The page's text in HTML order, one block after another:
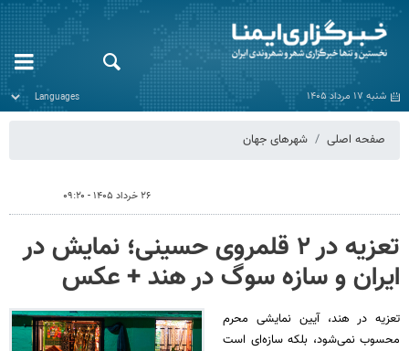
شنبه ۱۷ مرداد ۱۴۰۵
صفحه اصلی شهرهای جهان
۲۶ خرداد ۱۴۰۵ - ۰۹:۲۰
تعزیه در ۲ قلمروی حسینی؛ نمایش در
ایران و سازه‌ سوگ در هند + عکس
تعزیه در هند، آیین نمایشی محرم
محسوب نمی‌شود، بلکه سازه‌ای است